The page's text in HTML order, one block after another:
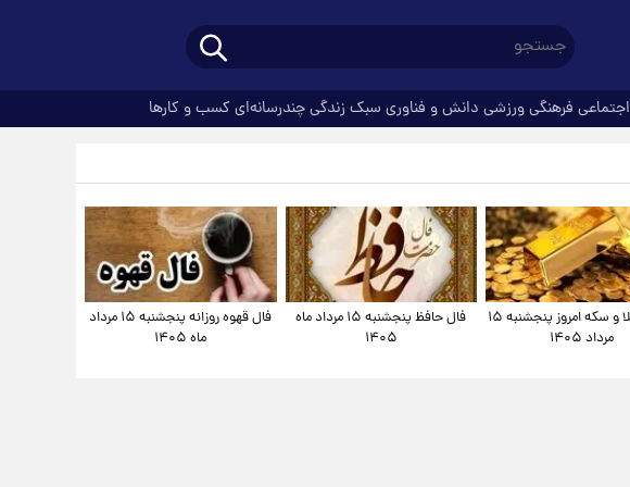
اجتماعی فرهنگیورزشی دانش و فناوری سبک زندگیچندرسانه‌ای کسب و کارها
قیمت طلا و سکه امروز پنجشنبه ۱۵
مرداد ۱۴۰۵
فال حافظ پنجشنبه ۱۵ مرداد ماه
۱۴۰۵
فال قهوه روزانه پنجشنبه ۱۵ مرداد
ماه ۱۴۰۵